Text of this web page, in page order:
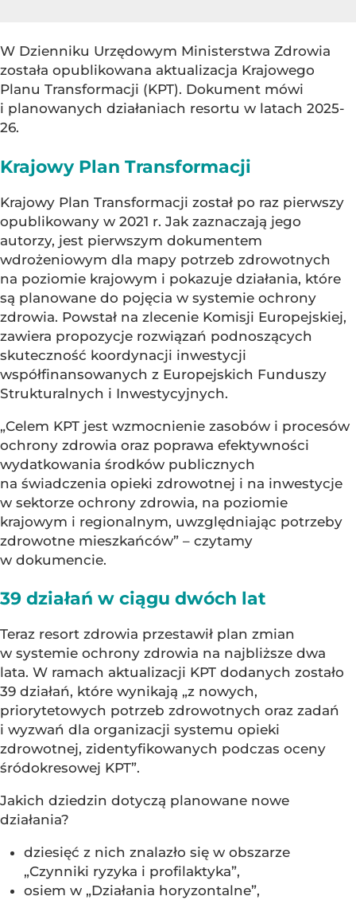
W Dzienniku Urzędowym Ministerstwa Zdrowia
została opublikowana aktualizacja Krajowego
Planu Transformacji (KPT). Dokument mówi
i planowanych działaniach resortu w latach 2025-
26.
Krajowy Plan Transformacji
Krajowy Plan Transformacji został po raz pierwszy
opublikowany w 2021 r. Jak zaznaczają jego
autorzy, jest pierwszym dokumentem
wdrożeniowym dla mapy potrzeb zdrowotnych
na poziomie krajowym i pokazuje działania, które
są planowane do pojęcia w systemie ochrony
zdrowia. Powstał na zlecenie Komisji Europejskiej,
zawiera propozycje rozwiązań podnoszących
skuteczność koordynacji inwestycji
współfinansowanych z Europejskich Funduszy
Strukturalnych i Inwestycyjnych.
„Celem KPT jest wzmocnienie zasobów i procesów
ochrony zdrowia oraz poprawa efektywności
wydatkowania środków publicznych
na świadczenia opieki zdrowotnej i na inwestycje
w sektorze ochrony zdrowia, na poziomie
krajowym i regionalnym, uwzględniając potrzeby
zdrowotne mieszkańców” – czytamy
w dokumencie.
39 działań w ciągu dwóch lat
Teraz resort zdrowia przestawił plan zmian
w systemie ochrony zdrowia na najbliższe dwa
lata. W ramach aktualizacji KPT dodanych zostało
39 działań, które wynikają „z nowych,
priorytetowych potrzeb zdrowotnych oraz zadań
i wyzwań dla organizacji systemu opieki
zdrowotnej, zidentyfikowanych podczas oceny
śródokresowej KPT”.
Jakich dziedzin dotyczą planowane nowe
działania?
dziesięć z nich znalazło się w obszarze
„Czynniki ryzyka i profilaktyka”,
osiem w „Działania horyzontalne”,